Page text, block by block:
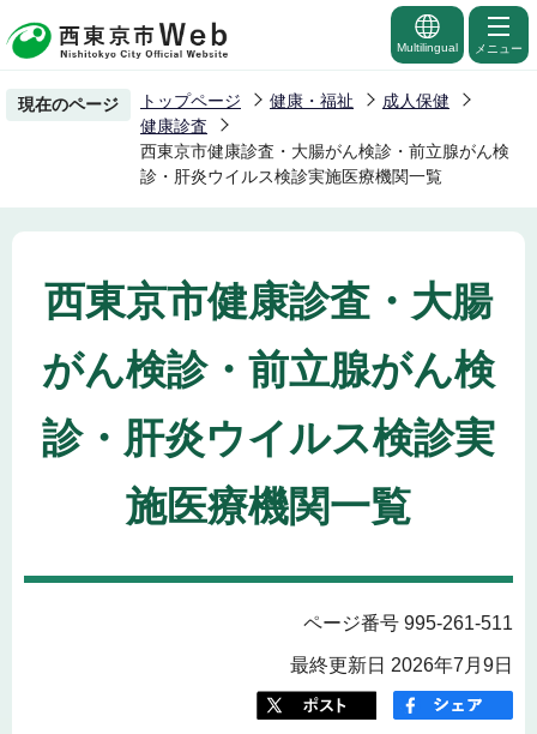
の
ー
先
頭
Multilingual メニュー
現在のページ トップページ 健康・福祉
成人保健
健康診査
西東京市健康診査・大腸がん検診・前立腺がん検
診・肝炎ウイルス検診実施医療機関一覧
西東京市健康診査・大腸
がん検診・前立腺がん検
診・肝炎ウイルス検診実
施医療機関一覧
ページ番号 995-261-511
最終更新日 2026年7月9日